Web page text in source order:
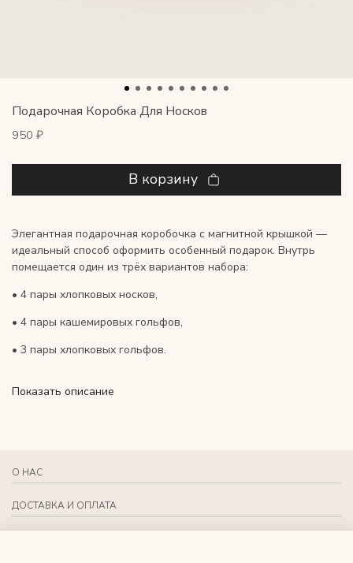
Подарочная Коробка Для Носков
950 ₽
В корзину
Элегантная подарочная коробочка с магнитной крышкой —
идеальный способ оформить особенный подарок. Внутрь
помещается один из трёх вариантов набора:
• 4 пары хлопковых носков,
• 4 пары кашемировых гольфов,
• 3 пары хлопковых гольфов.
магнитным щелчком и превращает любой набор в стильный,
Показать описание
О НАС
ДОСТАВКА И ОПЛАТА